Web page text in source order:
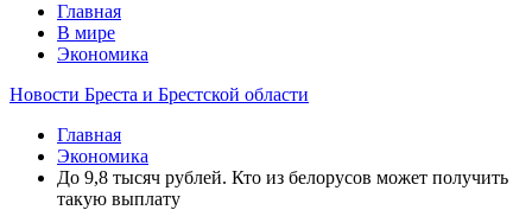
Главная
В мире
Экономика
Новости Бреста и Брестской области
Главная
Экономика
До 9,8 тысяч рублей. Кто из белорусов может получить
такую выплату